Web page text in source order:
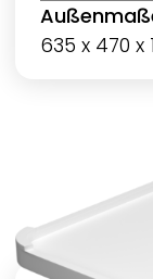
635 x 470 x